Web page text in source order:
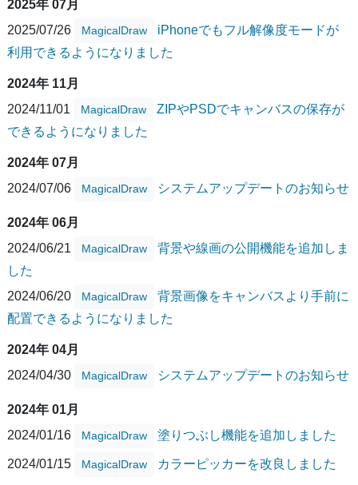
2025年 07月
2025/07/26
MagicalDraw
iPhoneでもフル解像度モードが
利用できるようになりました
2024年 11月
2024/11/01
MagicalDraw
ZIPやPSDでキャンバスの保存が
できるようになりました
2024年 07月
2024/07/06
MagicalDraw システムアップデートのお知らせ
2024年 06月
2024/06/21
MagicalDraw
背景や線画の公開機能を追加しま
した
2024/06/20
MagicalDraw
背景画像をキャンバスより手前に
配置できるようになりました
2024年 04月
2024/04/30
MagicalDraw システムアップデートのお知らせ
2024年 01月
2024/01/16
MagicalDraw 塗りつぶし機能を追加しました
2024/01/15 MagicalDraw カラーピッカーを改良しました